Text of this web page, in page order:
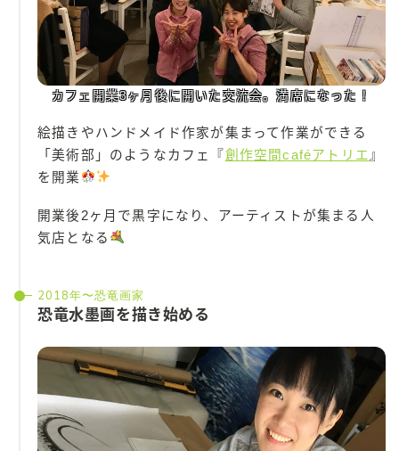
カフェ開業3ヶ月後に開いた交流会。満席になった！
絵描きやハンドメイド作家が集まって作業ができる
「美術部」のようなカフェ『創作空間caféアトリエ 』
を開業
開業後2ヶ月で黒字になり、アーティストが集まる人
気店となる
2018年〜恐竜画家
恐竜水墨画を描き始める